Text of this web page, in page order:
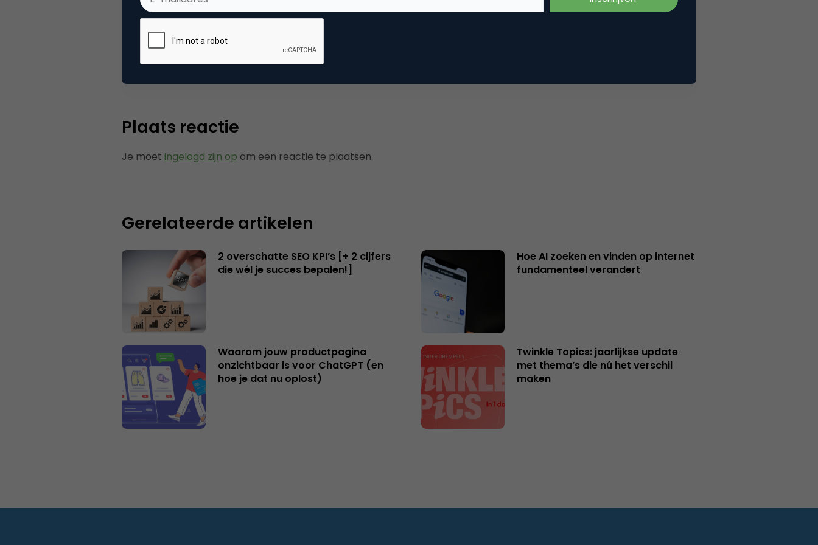
Tags bier seks en reclame
Plaats reactie
Je moet ingelogd zijn op om een reactie te plaatsen.
Gerelateerde artikelen
2 overschatte SEO KPI’s [+ 2 cijfers
die wél je succes bepalen!]
Hoe AI zoeken en vinden op internet
fundamenteel verandert
Waarom jouw productpagina
onzichtbaar is voor ChatGPT (en
hoe je dat nu oplost)
Twinkle Topics: jaarlijkse update
met thema’s die nú het verschil
maken